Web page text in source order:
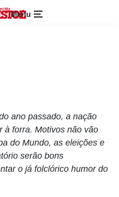
Menu
ano passado, a nação
à forra. Motivos não vão
do Mundo, as eleições e
serão bons
o já folclórico humor do